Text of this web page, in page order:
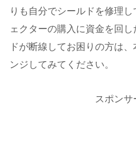
りも自分でシールドを修理
ェクターの購入に資金を回
ドが断線してお困りの方は
ンジしてみてください。
スポンサ